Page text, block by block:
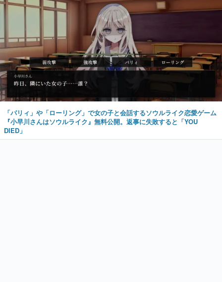
「パリィ」や「ローリング」で女の子と会話するソウルライク恋愛ゲーム
『小早川さんはソウルライク』無料公開。返事に失敗すると「YOU
DIED」